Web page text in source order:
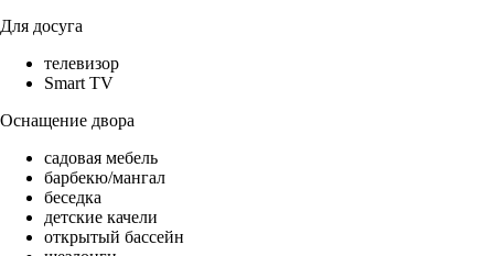
Для досуга
телевизор
Smart TV
Оснащение двора
садовая мебель
барбекю/мангал
беседка
детские качели
открытый бассейн